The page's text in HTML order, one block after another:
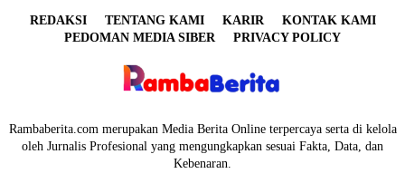
REDAKSI TENTANG KAMI KARIR
KONTAK KAMI
PEDOMAN MEDIA SIBER
PRIVACY POLICY
Rambaberita.com merupakan Media Berita Online terpercaya serta di kelola
oleh Jurnalis Profesional yang mengungkapkan sesuai Fakta, Data, dan
Kebenaran.